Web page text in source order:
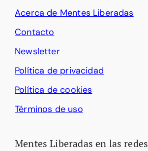
Acerca de Mentes Liberadas
Contacto
Newsletter
Política de privacidad
Política de cookies
Términos de uso
Mentes Liberadas en las redes